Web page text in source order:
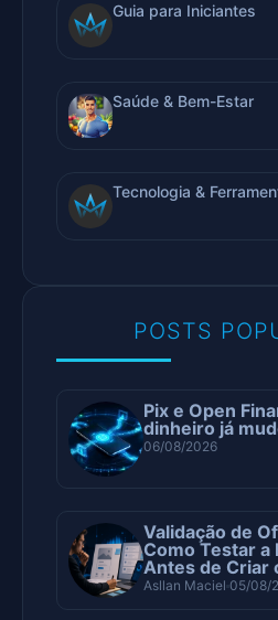
Guia para Iniciantes
Saúde & Bem-Estar
Tecnologia &
POSTS
Pix e Open
dinheiro já
06/08/2026
Validação de
Como Testar a
Antes de Criar
Asllan Maciel 05/08/